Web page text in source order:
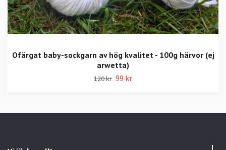
Ofärgat baby-sockgarn av hög kvalitet - 100g härvor (ej
arwetta)
120 kr 99 kr